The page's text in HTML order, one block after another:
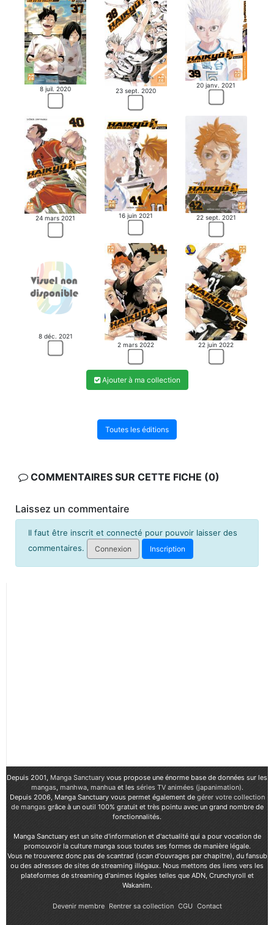
8 juil. 2020 23 sept. 2020
20 janv. 2021
24 mars 2021 16 juin 2021 22 sept. 2021
8 déc. 2021
2 mars 2022
22 juin 2022
Ajouter à ma collection
Toutes les éditions
COMMENTAIRES SUR CETTE FICHE (0)
Laissez un commentaire
Il faut être inscrit et connecté pour pouvoir laisser des
commentaires.
Connexion Inscription
Depuis 2001, Manga Sanctuary vous propose une énorme base de données sur les
mangas, manhwa, manhuaet les séries TV animées (japanimation).
Depuis 2006, Manga Sanctuary vous permet également de gérer votre collection
de mangasgrâce à un outil 100% gratuit et très pointu avec un grand nombre de
fonctionnalités.
Manga Sanctuary est un site d'information et d'actualité qui a pour vocation de
promouvoir la culture manga sous toutes ses formes de manière légale.
Vous ne trouverez donc pas de scantrad (scan d'ouvrages par chapitre), du fansub
ou des adresses de sites de streaming illégaux. Nous mettons des liens vers les
plateformes de streaming d'animes légales telles que ADN, Crunchyroll et
Wakanim.
Devenir membre Rentrer sa collection CGU Contact